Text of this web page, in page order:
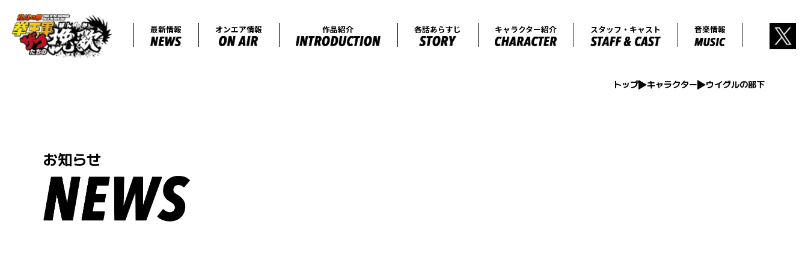
最新情報 オンエア情報 作品紹介 各話あらすじ キャラクター紹介 スタッフ・キ
トップ キャラクター ウイグルの部下
お知らせ